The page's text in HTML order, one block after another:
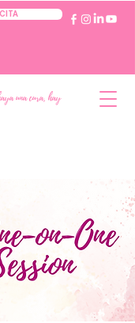
una cura, hay